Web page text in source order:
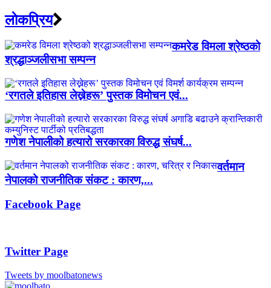
लाेकप्रिय
कमरेड विमला श्रेष्ठको
श्रद्धाञ्जलीसभा सम्पन्न
‘रगतले इतिहास लेख्नेहरू’ पुस्तक विमोचन एवं...
गणेश नेपालीको हत्यारो सरकारका विरुद्ध संघर्ष...
वर्तमान
नेपालको राजनीतिक संकट : कारण,...
Facebook Page
Twitter Page
Tweets by moolbatonews